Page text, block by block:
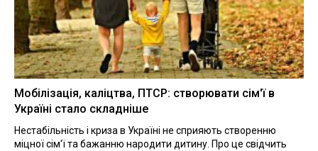
Мобілізація, каліцтва, ПТСР: створювати сім'ї в
Україні стало складніше
Нестабільність і криза в Україні не сприяють створенню
міцної сім'ї та бажанню народити дитину. Про це свідчить